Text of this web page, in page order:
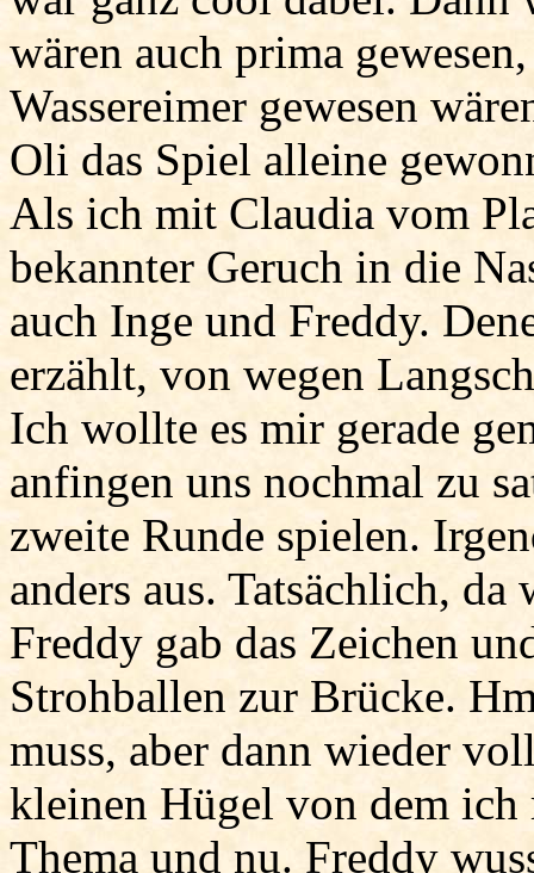
wären auch prima
Wassereimer gewesen
Oli das Spiel alleine
Als ich mit Claudia vom
bekannter Geruch in die
auch Inge und Freddy.
erzählt, von wegen
Ich wollte es mir gerade
anfingen uns nochmal zu
zweite Runde spielen.
anders aus. Tatsächlich,
Freddy gab das Zeichen
Strohballen zur Brücke.
muss, aber dann wieder
kleinen Hügel von dem
Thema und nu. Freddy